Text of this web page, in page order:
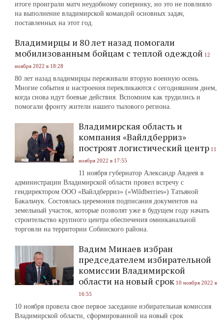
итоге проиграли матч неудобному сопернику, но это не повлияло
на выполнение владимирской командой основных задач,
поставленных на этот год.
Владимирцы и 80 лет назад помогали
мобилизованным бойцам с теплой одеждой 12
ноября 2022 в 18:28
80 лет назад владимирцы переживали вторую военную осень.
Многие события и настроения перекликаются с сегодняшним днем,
когда снова идут боевые действия. Вспомним как трудились и
помогали фронту жители нашего тылового региона.
Владимирская область и
компания «Вайлдберриз»
построят логистический центр 11
ноября 2022 в 17:55
11 ноября губернатор Александр Авдеев в
администрации Владимирской области провел встречу с
гендиректором ООО «Вайлдберриз» («Wildberries») Татьяной
Бакальчук. Состоялась церемония подписания документов на
земельный участок, которые позволят уже в будущем году начать
строительство крупного центра обеспечения омниканальной
торговли на территории Собинского района.
Вадим Минаев избран
председателем избирательной
комиссии Владимирской
области на новый срок 10 ноября 2022 в
16:55
10 ноября провела свое первое заседание избирательная комиссия
Владимирской области, сформированной на новый срок